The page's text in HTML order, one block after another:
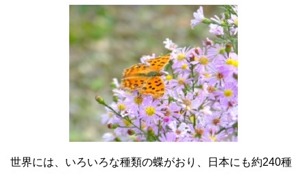
世界には、いろいろな種類の蝶がおり、日本にも約240種